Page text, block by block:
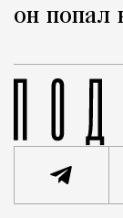
он попал